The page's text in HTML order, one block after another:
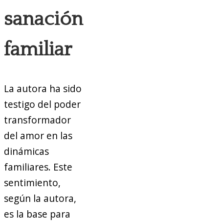
sanación
familiar
La autora ha sido
testigo del poder
transformador
del amor en las
dinámicas
familiares. Este
sentimiento,
según la autora,
es la base para